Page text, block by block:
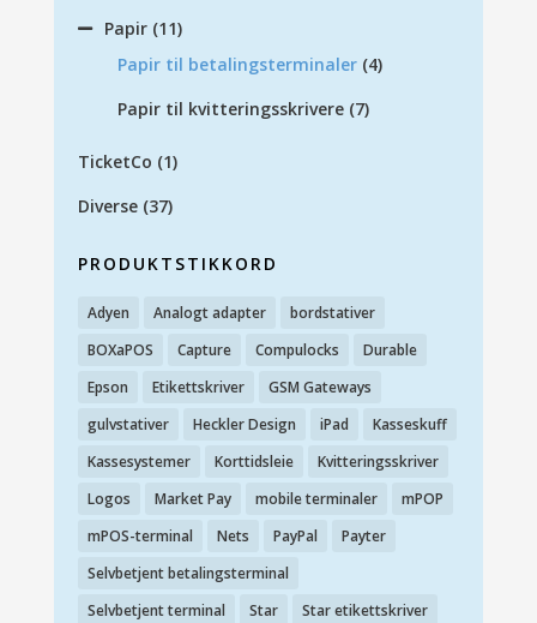
Papir (11)
Papir til betalingsterminaler (4)
Papir til kvitteringsskrivere (7)
TicketCo (1)
Diverse (37)
PRODUKTSTIKKORD
Adyen Analogt adapter
bordstativer
BOXaPOS
Capture Compulocks
Durable
Epson
Etikettskriver
GSM Gateways
gulvstativer
Heckler Design iPad
Kasseskuff
Kassesystemer
Korttidsleie
Kvitteringsskriver
Logos
Market Pay mobile terminaler
mPOP
mPOS-terminal
Nets PayPal
Payter
Selvbetjent betalingsterminal
Selvbetjent terminal
Star
Star etikettskriver